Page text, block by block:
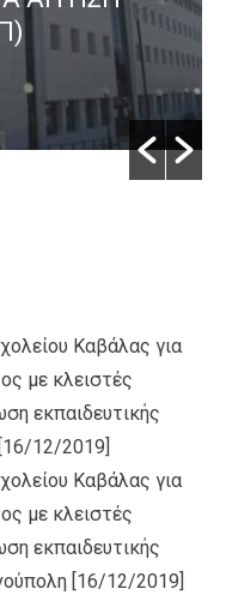
Καβάλας για
με κλειστές
εκπαιδευτικής
[16/12/2019]
Καβάλας για
με κλειστές
εκπαιδευτικής
[16/12/2019]